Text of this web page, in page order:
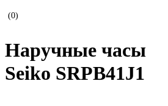
(0)
Наручные часы
Seiko SRPB41J1